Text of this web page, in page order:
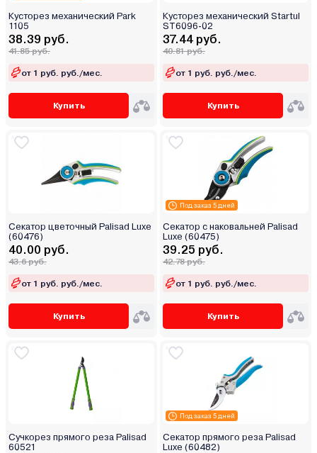
Кусторез механический Park
1105
38.39 руб.
41.85 руб.
от 1 руб. руб./мес.
Купить
Кусторез механический Startul
ST6096-02
37.44 руб.
40.81 руб.
от 1 руб. руб./мес.
Купить
Секатор цветочный Palisad Luxe
(60476)
40.00 руб.
43.6 руб.
от 1 руб. руб./мес.
Купить
Под заказ 5 дней
Секатор с наковальней Palisad
Luxe (60475)
39.25 руб.
42.78 руб.
от 1 руб. руб./мес.
Купить
Сучкорез прямого реза Palisad
60521
Под заказ 5 дней
Секатор прямого реза Palisad
Luxe (60482)